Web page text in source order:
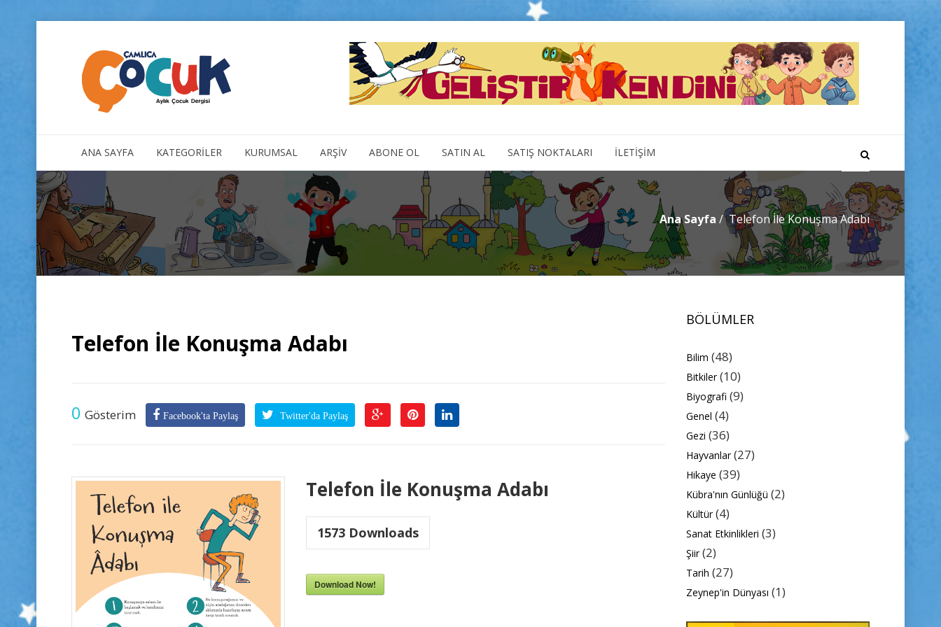
ANA SAYFA KATEGORİLER KURUMSAL ARŞİV ABONE OL SATIN AL SATIŞ NOKTALARI İLETİŞİM
Ana Sayfa Telefon İle Konuşma Adabı
Telefon İle Konuşma Adabı
0 Gösterim Facebook'ta Paylaş Twitter'da Paylaş
Telefon İle Konuşma Adabı
1573 Downloads
Download Now!
BÖLÜMLER
Bilim (48)
Bitkiler(10)
Biyografi (9)
Genel (4)
Gezi (36)
Hayvanlar(27)
Hikaye (39)
Kübra'nın Günlüğü (2)
Kültür(4)
Sanat Etkinlikleri (3)
Şiir(2)
Tarih (27)
Zeynep'in Dünyası (1)